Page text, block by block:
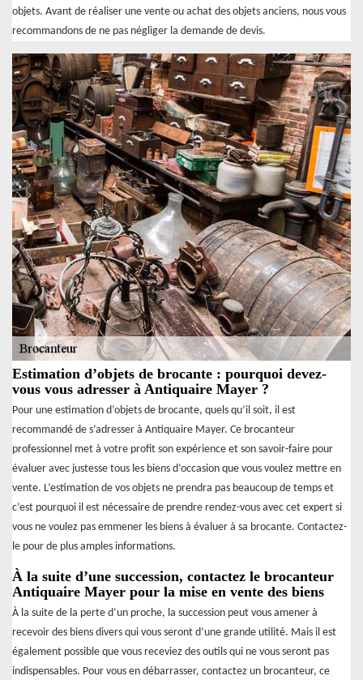
objets. Avant de réaliser une vente ou achat des objets anciens, nous vous
recommandons de ne pas négliger la demande de devis.
Estimation d’objets de brocante : pourquoi devez-
vous vous adresser à Antiquaire Mayer ?
Pour une estimation d’objets de brocante, quels qu’il soit, il est
recommandé de s’adresser à Antiquaire Mayer. Ce brocanteur
professionnel met à votre profit son expérience et son savoir-faire pour
évaluer avec justesse tous les biens d’occasion que vous voulez mettre en
vente. L’estimation de vos objets ne prendra pas beaucoup de temps et
c’est pourquoi il est nécessaire de prendre rendez-vous avec cet expert si
vous ne voulez pas emmener les biens à évaluer à sa brocante. Contactez-
le pour de plus amples informations.
À la suite d’une succession, contactez le brocanteur
Antiquaire Mayer pour la mise en vente des biens
À la suite de la perte d’un proche, la succession peut vous amener à
recevoir des biens divers qui vous seront d’une grande utilité. Mais il est
également possible que vous receviez des outils qui ne vous seront pas
indispensables. Pour vous en débarrasser, contactez un brocanteur, ce